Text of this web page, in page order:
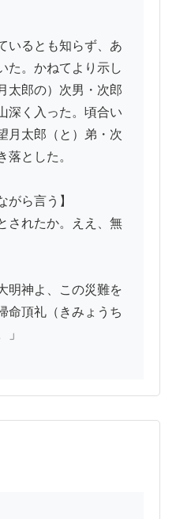
いるとも知らず、あ
た。かねてより示し
太郎の）次男・次郎
深く入った。頃合い
月太郎（と）弟・次
落とした。
がら言う】
されたか。ええ、無
明神よ、この災難を
命頂礼（きみょうち
」